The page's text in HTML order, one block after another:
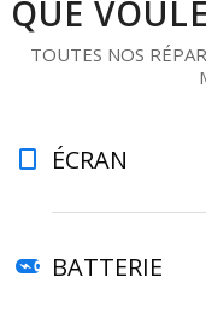
QUE
TOUTES NOS
ÉCRAN
BATTERIE